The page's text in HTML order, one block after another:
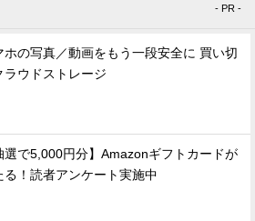
- PR -
ホの写真／動画をもう一段安全に 買い切
ラウドストレージ
選で5,000円分】Amazonギフトカードが
る！読者アンケート実施中